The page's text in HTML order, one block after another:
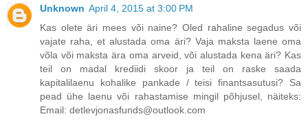
Unknown April 4, 2015 at 3:00 PM
Kas olete äri mees või naine? Oled rahaline segadus või
vajate raha, et alustada oma äri? Vaja maksta laene oma
võla või maksta ära oma arveid, või alustada kena äri? Kas
teil on madal krediidi skoor ja teil on raske saada
kapitalilaenu kohalike pankade / teisi finantsasutusi? Sa
pead ühe laenu või rahastamise mingil põhjusel, näiteks:
Email: detlevjonasfunds@outlook.com